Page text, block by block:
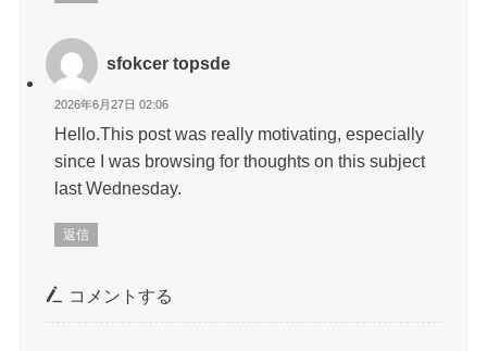
sfokcer topsde
2026年6月27日 02:06
Hello.This post was really motivating, especially
since I was browsing for thoughts on this subject
last Wednesday.
返信
コメントする